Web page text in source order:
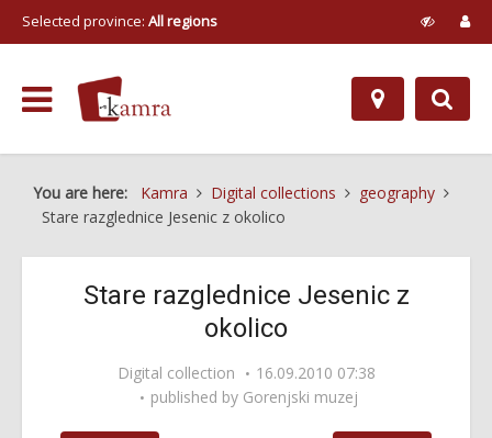
Selected province: All regions
You are here: Kamra Digital collections
geography
Stare razglednice Jesenic z okolico
Stare razglednice Jesenic z
okolico
Digital collection
16.09.2010 07:38
published by Gorenjski muzej